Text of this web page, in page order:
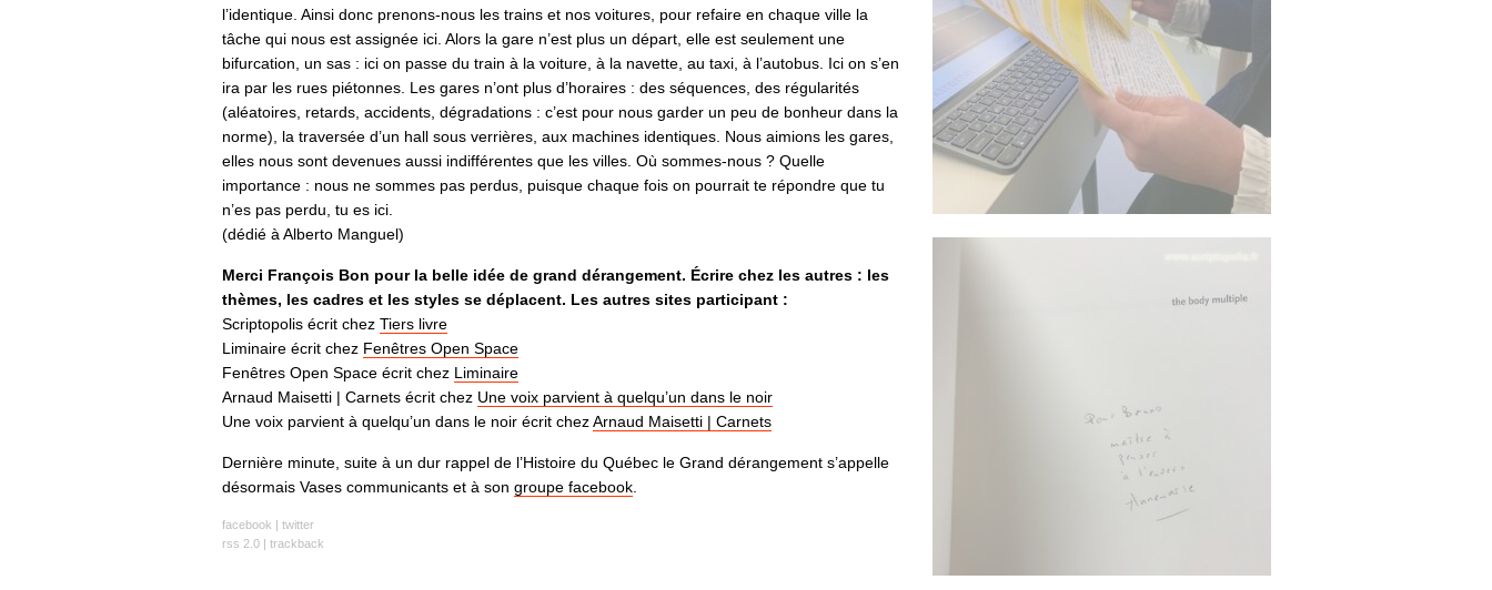
l’identique. Ainsi donc prenons-nous les trains et nos voitures, pour refaire en chaque ville la
tâche qui nous est assignée ici. Alors la gare n’est plus un départ, elle est seulement une
bifurcation, un sas : ici on passe du train à la voiture, à la navette, au taxi, à l’autobus. Ici on s’en
ira par les rues piétonnes. Les gares n’ont plus d’horaires : des séquences, des régularités
(aléatoires, retards, accidents, dégradations : c’est pour nous garder un peu de bonheur dans la
norme), la traversée d’un hall sous verrières, aux machines identiques. Nous aimions les gares,
elles nous sont devenues aussi indifférentes que les villes. Où sommes-nous ? Quelle
importance : nous ne sommes pas perdus, puisque chaque fois on pourrait te répondre que tu
n’es pas perdu, tu es ici.
(dédié à Alberto Manguel)
Merci François Bon pour la belle idée de grand dérangement. Écrire chez les autres : les
thèmes, les cadres et les styles se déplacent. Les autres sites participant :
Scriptopolis écrit chez Tiers livre
Liminaire écrit chez Fenêtres Open Space
Fenêtres Open Space écrit chez Liminaire
Arnaud Maisetti | Carnets écrit chez Une voix parvient à quelqu’un dans le noir
Une voix parvient à quelqu’un dans le noir écrit chezArnaud Maisetti | Carnets
Dernière minute, suite à un dur rappel de l’Histoire du Québec le Grand dérangement s’appelle
désormais Vases communicants et à son groupe facebook.
facebook | twitter
rss 2.0| trackback